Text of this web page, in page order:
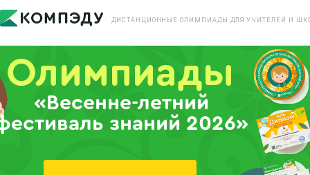
ДИСТАНЦИОННЫЕ ОЛИМПИАДЫ ДЛЯ УЧИТЕЛЕЙ И
«Весенне-летний
знаний 2026»